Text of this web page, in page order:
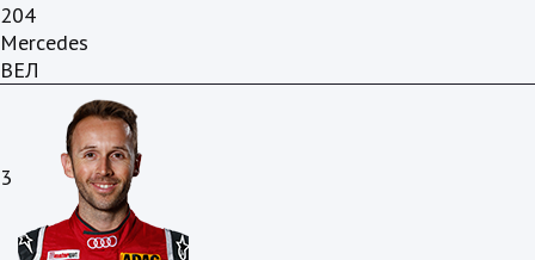
204
Mercedes
ВЕЛ
3